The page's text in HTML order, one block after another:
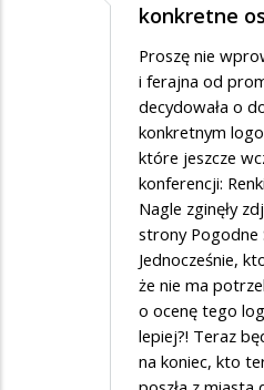
konkretne
Proszę nie
i ferajna od
decydowała o
konkretnym
które jeszcze
konferencji:
Nagle zginęły
strony Pogodne
Jednocześnie,
że nie ma
o ocenę tego
lepiej?! Teraz
na koniec, kto